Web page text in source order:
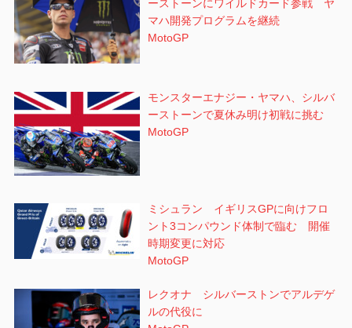
ーストーンにワイルドカード参戦 ヤ
マハ開発プログラムを継続
MotoGP
モンスターエナジー・ヤマハ、シルバ
ーストーンで夏休み明け初戦に挑む
MotoGP
ミシュラン イギリスGPに向けフロ
ント3コンパウンド体制で臨む 開催
時期変更に対応
MotoGP
レクオナ シルバーストンでアルデゲ
ルの代役に